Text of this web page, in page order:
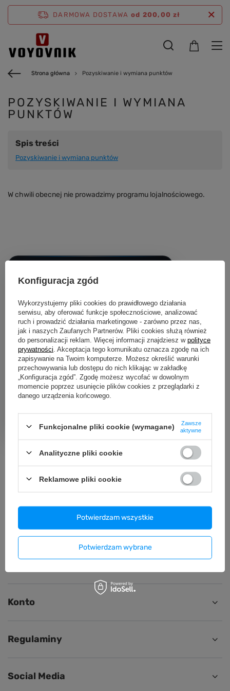
DARMOWA DOSTAWA od 200,00 zł
Strona główna Pozyskiwanie i wymiana punktów
POZYSKIWANIE I WYMIANA
PUNKTÓW
Spis treści
Pozyskiwanie i wymiana punktów
W chwili obecnej nie prowadzimy programu lojalnościowego.
Darmowy transport
Zakupy za min. 200 zł
Bezpieczne zakupy
Dbamy o Twoje prawa
Wygodne zwroty
30 dni na zwrot bez podawania przyczyny
Status zamówienia
Śledzenie przesyłki
Zwrot / Wymiana
Konto
Regulaminy
Social Media
Konfiguracja zgód
Wykorzystujemy pliki cookies do prawidłowego działania
serwisu, aby oferować funkcje społecznościowe, analizować
ruch i prowadzić działania marketingowe - zarówno przez nas,
jak i naszych Zaufanych Partnerów. Pliki cookies służą również
do personalizacji reklam. Więcej informacji znajdziesz w polityce
prywatności . Akceptacja tego komunikatu oznacza zgodę na ich
zapisywanie na Twoim komputerze. Możesz określić warunki
przechowywania lub dostępu do nich klikając w zakładkę
„Konfiguracja zgód”. Zgodę możesz wycofać w dowolnym
momencie poprzez usunięcie plików cookies z przeglądarki z
danego urządzenia końcowego.
Funkcjonalne pliki cookie (wymagane)
Zawsze
aktywne
Analityczne pliki cookie
Reklamowe pliki cookie
Potwierdzam wybrane
Potwierdzam wszystkie